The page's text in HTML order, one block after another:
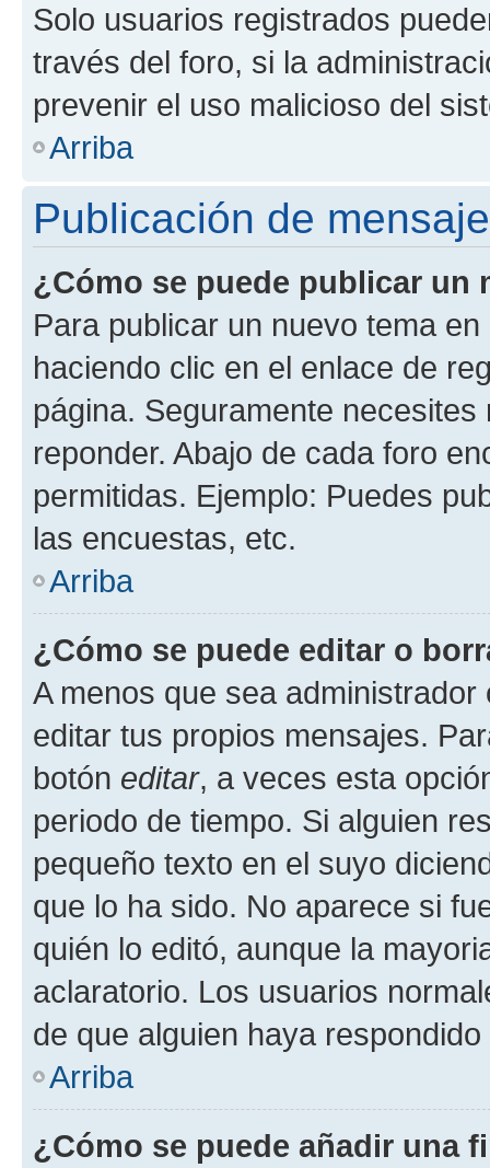
Solo usuarios registrados
través del foro, si la
prevenir el uso malicioso del
Arriba
Publicación de
¿Cómo se puede publicar un
Para publicar un nuevo tema
haciendo clic en el enlace de
página. Seguramente
reponder. Abajo de cada foro
permitidas. Ejemplo: Puedes
las encuestas, etc.
Arriba
¿Cómo se puede editar o
A menos que sea
editar tus propios mensajes.
botón editar, a veces esta
periodo de tiempo. Si alguien
pequeño texto en el suyo
que lo ha sido. No aparece si
quién lo editó, aunque la
aclaratorio. Los usuarios
de que alguien haya
Arriba
¿Cómo se puede añadir una